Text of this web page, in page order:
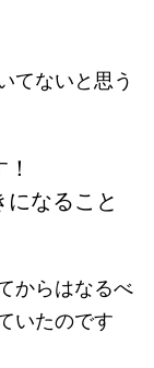
てないと思う
なること
からはなるべ
いたのです